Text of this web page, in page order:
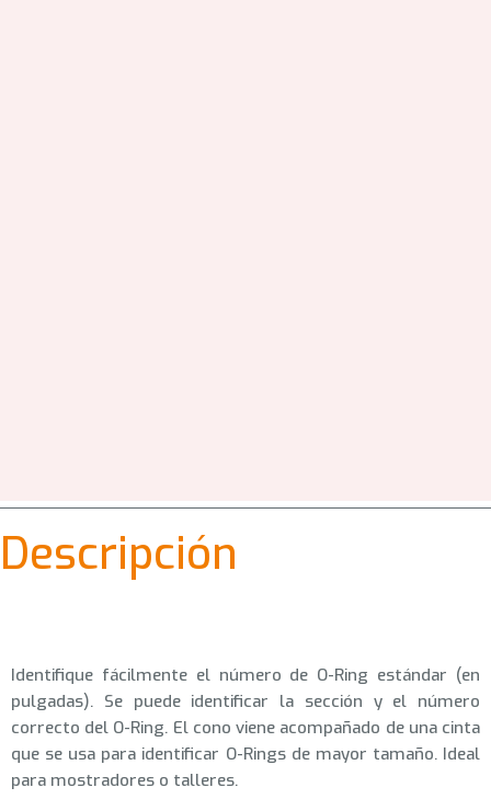
Descripción
Identifique fácilmente el número de O-Ring estándar (en
pulgadas). Se puede identificar la sección y el número
correcto del O-Ring. El cono viene acompañado de una cinta
que se usa para identificar O-Rings de mayor tamaño. Ideal
para mostradores o talleres.